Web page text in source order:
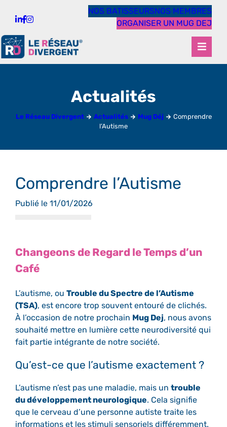
NOS BATISSEURSNOS MEMBRES
ORGANISER UN MUG DEJ
Actualités
Le Réseau Divergent Actualités Mug Déj
Comprendre
l’Autisme
Comprendre l’Autisme
Publié le 11/01/2026
Changeons de Regard le Temps d’un
Café
L’autisme, ou Trouble du Spectre de l’Autisme
(TSA), est encore trop souvent entouré de clichés.
À l’occasion de notre prochain Mug Dej, nous avons
souhaité mettre en lumière cette neurodiversité qui
fait partie intégrante de notre société.
Qu’est-ce que l’autisme exactement ?
L’autisme n’est pas une maladie, mais un trouble
du développement neurologique. Cela signifie
que le cerveau d’une personne autiste traite les
informations et les stimuli sensoriels différemment.